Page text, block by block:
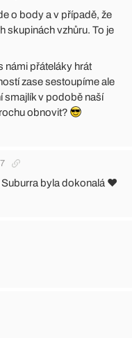
o body a v případě, že
skupinách vzhůru. To je
námi přáteláky hrát
zase sestoupíme ale
smajlík v podobě naší
obnovit?
Suburra byla dokonalá ❤